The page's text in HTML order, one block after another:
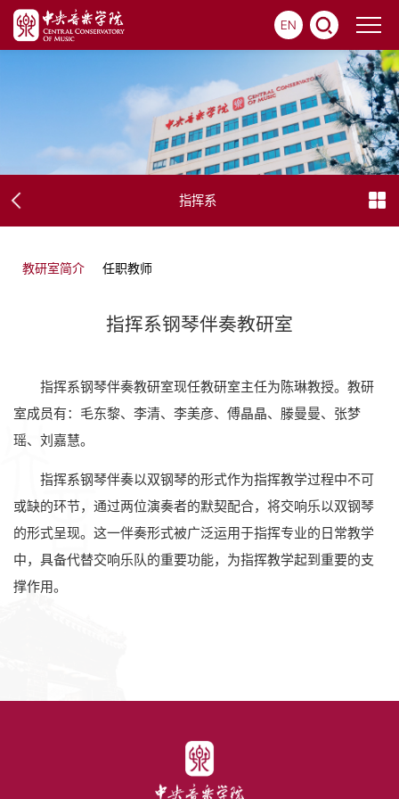
EN
指挥系
教研室简介 任职教师
指挥系钢琴伴奏教研室
指挥系钢琴伴奏教研室现任教研室主任为陈琳教授。教研
室成员有：毛东黎、李清、李美彦、傅晶晶、滕曼曼、张梦
瑶、刘嘉慧。
指挥系钢琴伴奏以双钢琴的形式作为指挥教学过程中不可
或缺的环节，通过两位演奏者的默契配合，将交响乐以双钢琴
的形式呈现。这一伴奏形式被广泛运用于指挥专业的日常教学
中，具备代替交响乐队的重要功能，为指挥教学起到重要的支
撑作用。